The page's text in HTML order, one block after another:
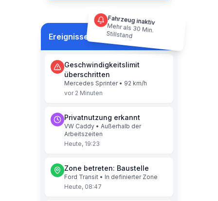
Ereignisse
Geschwindigkeitslimit
überschritten
Mercedes Sprinter • 92 km/h
vor 2 Minuten
Privatnutzung erkannt
VW Caddy • Außerhalb der
Arbeitszeiten
Heute, 19:23
Zone betreten: Baustelle
Ford Transit • In definierter Zone
Heute, 08:47
Fahrzeug inaktiv
Mehr als 30 Min.
Stillstand